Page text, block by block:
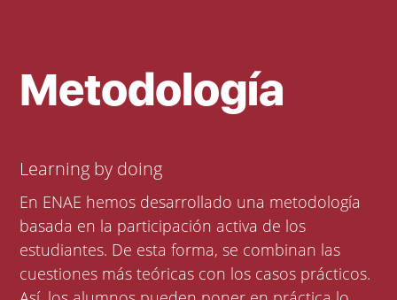
Metodología
Learning by doing
En ENAE hemos desarrollado una metodología
basada en la participación activa de los
estudiantes. De esta forma, se combinan las
cuestiones más teóricas con los casos prácticos.